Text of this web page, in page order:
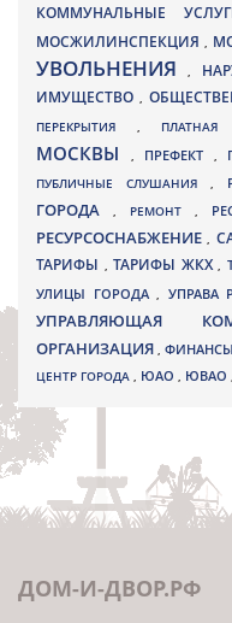
КОММУНАЛЬНЫЕ
МОСЖИЛИНСПЕКЦИЯ,
УВОЛЬНЕНИЯ,
ИМУЩЕСТВО ,
ПЕРЕКРЫТИЯ ,
МОСКВЫ
, ПРЕФЕКТ ,
ПУБЛИЧНЫЕ СЛУШАНИЯ ,
ГОРОДА
, РЕМОНТ ,
РЕСУРСОСНАБЖЕНИЕ,
ТАРИФЫ , ТАРИФЫ ЖКХ ,
УЛИЦЫ ГОРОДА , УПРАВА
УПРАВЛЯЮЩАЯ
ОРГАНИЗАЦИЯ,ФИНАНСЫ
ЦЕНТР ГОРОДА , ЮАО , ЮВАО ,
ДОМ-И-ДВОР.РФ